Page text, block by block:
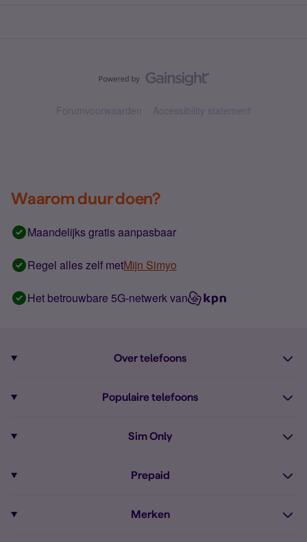
Forumvoorwaarden Accessibility statement
Waarom duur doen?
Maandelijks gratis aanpasbaar
Regel alles zelf metMijn Simyo
Het betrouwbare 5G-netwerk van
Over telefoons
Alle telefoons
Populaire telefoons
iPhone 16
Sim Only
Onbeperkt bellen
Prepaid
Merken